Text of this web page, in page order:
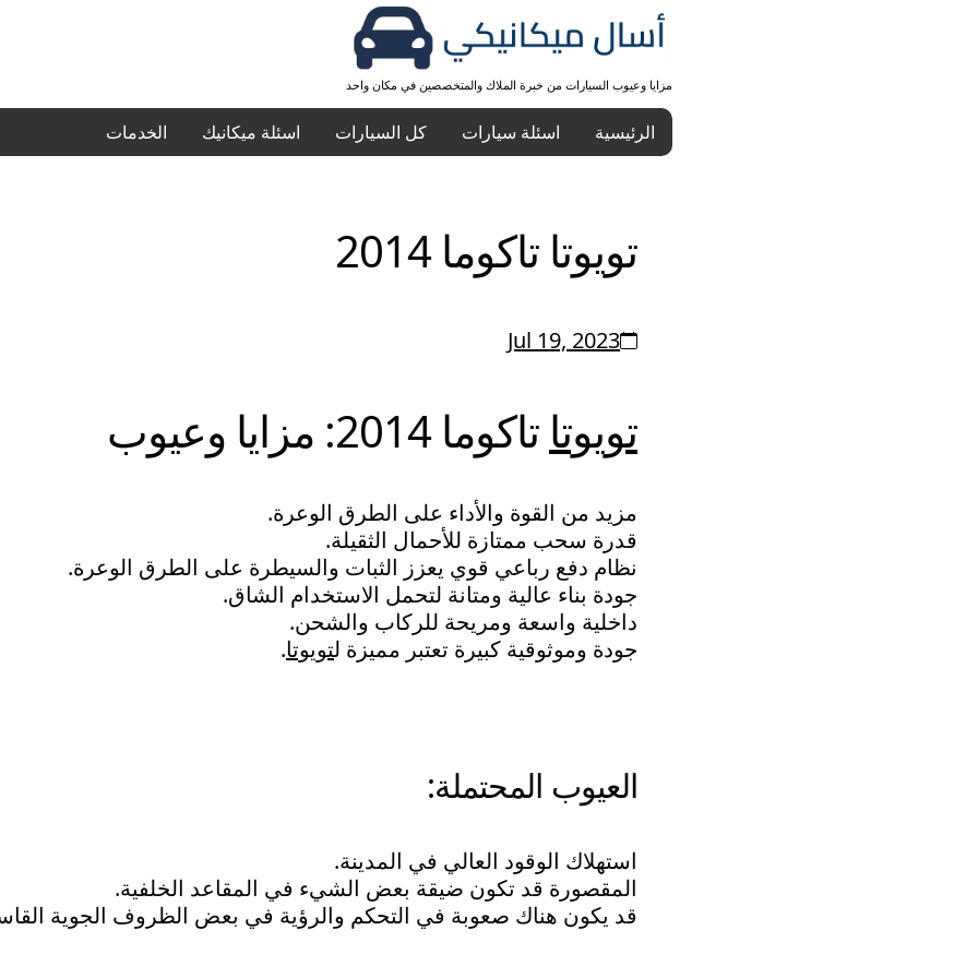
مزايا وعيوب السيارات من خبرة الملاك والمتخصصين في مكان واحد
الرئيسية اسئلة سيارات كل السيارات اسئلة ميكانيك الخدمات
تويوتا تاكوما 2014
Jul 19, 2023
تويوتا تاكوما 2014: مزايا وعيوب
مزيد من القوة والأداء على الطرق الوعرة.
قدرة سحب ممتازة للأحمال الثقيلة.
نظام دفع رباعي قوي يعزز الثبات والسيطرة على الطرق الوعرة.
جودة بناء عالية ومتانة لتحمل الاستخدام الشاق.
داخلية واسعة ومريحة للركاب والشحن.
جودة وموثوقية كبيرة تعتبر مميزة لتويوتا.
العيوب المحتملة:
استهلاك الوقود العالي في المدينة.
المقصورة قد تكون ضيقة بعض الشيء في المقاعد الخلفية.
قد يكون هناك صعوبة في التحكم والرؤية في بعض الظروف الجوية